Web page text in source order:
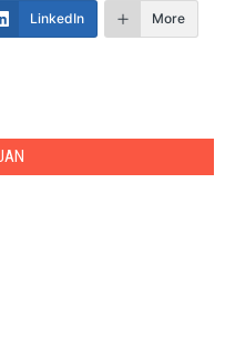
LinkedIn More